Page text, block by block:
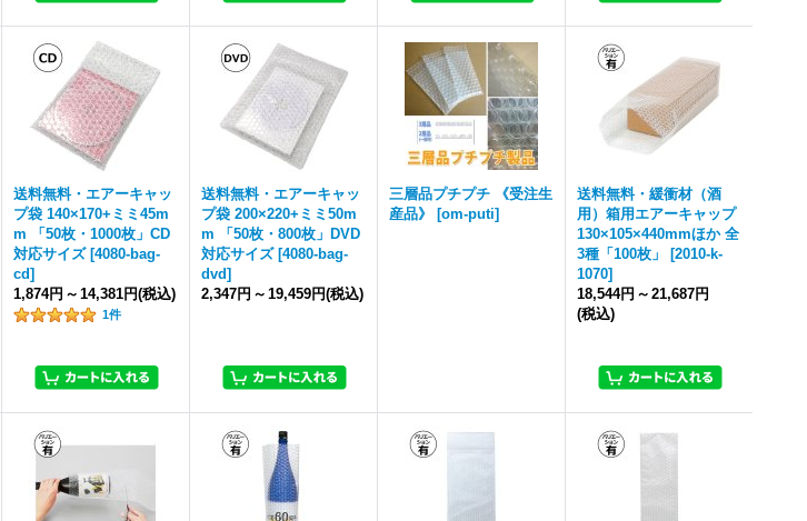
送料無料・エアーキャッ
プ袋 140×170+ミミ45m
m 「50枚・1000枚」CD
対応サイズ [4080-bag-
cd]
1,874円 ～ 14,381円(税込)
1件
送料無料・エアーキャッ
プ袋 200×220+ミミ50m
m 「50枚・800枚」DVD
対応サイズ [4080-bag-
dvd]
2,347円 ～ 19,459円(税込)
三層品プチプチ 《受注生
産品》
[om-puti]
送料無料・緩衝材（酒
用）箱用エアーキャップ
130×105×440mmほか 全
3種「100枚」
[2010-k-
1070]
18,544円 ～ 21,687円
(税込)